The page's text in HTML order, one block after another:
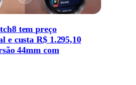
tem preço
e custa R$ 1.295,10
44mm com